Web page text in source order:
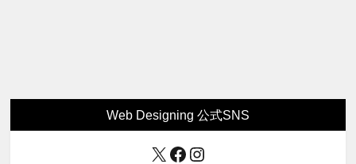
Web Designing 公式SNS
X Facebook
Instagram